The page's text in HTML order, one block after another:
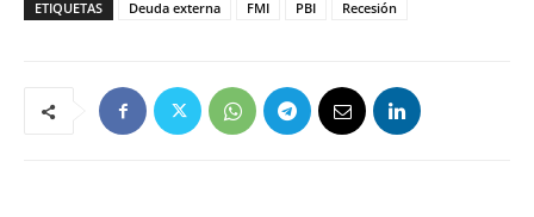
ETIQUETAS
Deuda externa FMI PBI Recesión